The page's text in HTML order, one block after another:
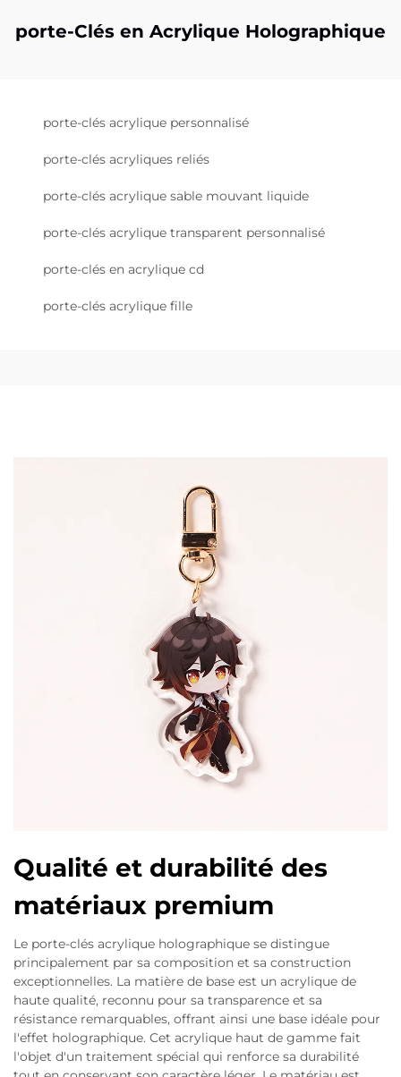
porte-Clés en Acrylique Holographique
porte-clés acrylique personnalisé
porte-clés acryliques reliés
porte-clés acrylique sable mouvant liquide
porte-clés acrylique transparent personnalisé
porte-clés en acrylique cd
porte-clés acrylique fille
Qualité et durabilité des
matériaux premium
Le porte-clés acrylique holographique se distingue
principalement par sa composition et sa construction
exceptionnelles. La matière de base est un acrylique de
haute qualité, reconnu pour sa transparence et sa
résistance remarquables, offrant ainsi une base idéale pour
l'effet holographique. Cet acrylique haut de gamme fait
l'objet d'un traitement spécial qui renforce sa durabilité